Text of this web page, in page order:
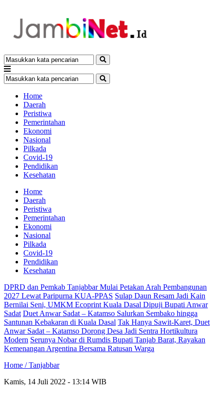
Home
Daerah
Peristiwa
Pemerintahan
Ekonomi
Nasional
Pilkada
Covid-19
Pendidikan
Kesehatan
Home
Daerah
Peristiwa
Pemerintahan
Ekonomi
Nasional
Pilkada
Covid-19
Pendidikan
Kesehatan
DPRD dan Pemkab Tanjabbar Mulai Petakan Arah Pembangunan
2027 Lewat Paripurna KUA-PPAS Sulap Daun Resam Jadi Kain
Bernilai Seni, UMKM Ecoprint Kuala Dasal Dipuji Bupati Anwar
Sadat Duet Anwar Sadat – Katamso Salurkan Sembako hingga
Santunan Kebakaran di Kuala Dasal Tak Hanya Sawit-Karet, Duet
Anwar Sadat – Katamso Dorong Desa Jadi Sentra Hortikultura
Modern Serunya Nobar di Rumdis Bupati Tanjab Barat, Rayakan
Kemenangan Argentina Bersama Ratusan Warga
Home /Tanjabbar
Kamis, 14 Juli 2022 - 13:14 WIB